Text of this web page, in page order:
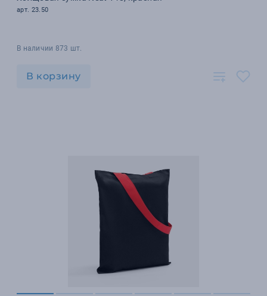
арт. 23.50
В наличии 873 шт.
В корзину